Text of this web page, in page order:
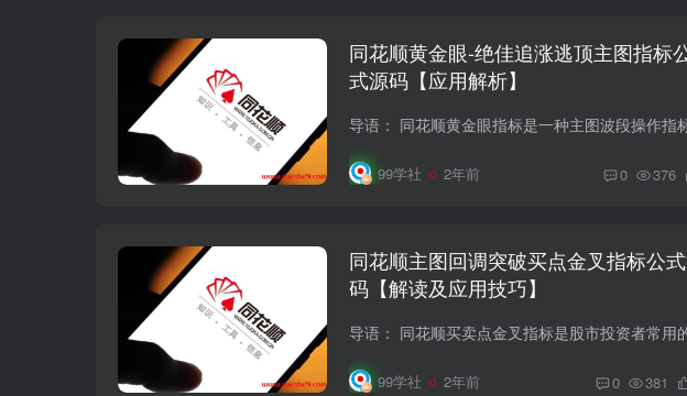
同花顺黄金眼-绝佳追涨逃顶主图指标
式源码【应用解析】
99学社 2年前 0 376
同花顺主图回调突破买点金叉指标公
码【解读及应用技巧】
99学社 2年前 0 381